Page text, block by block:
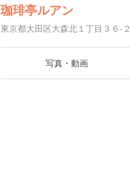
珈琲亭ルアン
東京都大田区大森北１丁目３６-２
写真・動画